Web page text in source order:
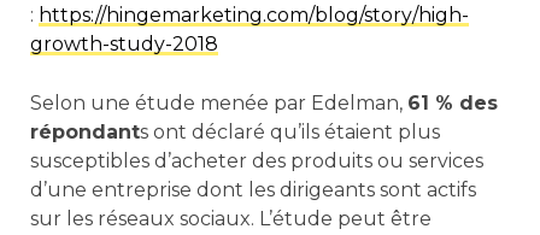
: https://hingemarketing.com/blog/story/high-
growth-study-2018
Selon une étude menée par Edelman, 61 % des
répondants ont déclaré qu’ils étaient plus
susceptibles d’acheter des produits ou services
d’une entreprise dont les dirigeants sont actifs
sur les réseaux sociaux. L’étude peut être